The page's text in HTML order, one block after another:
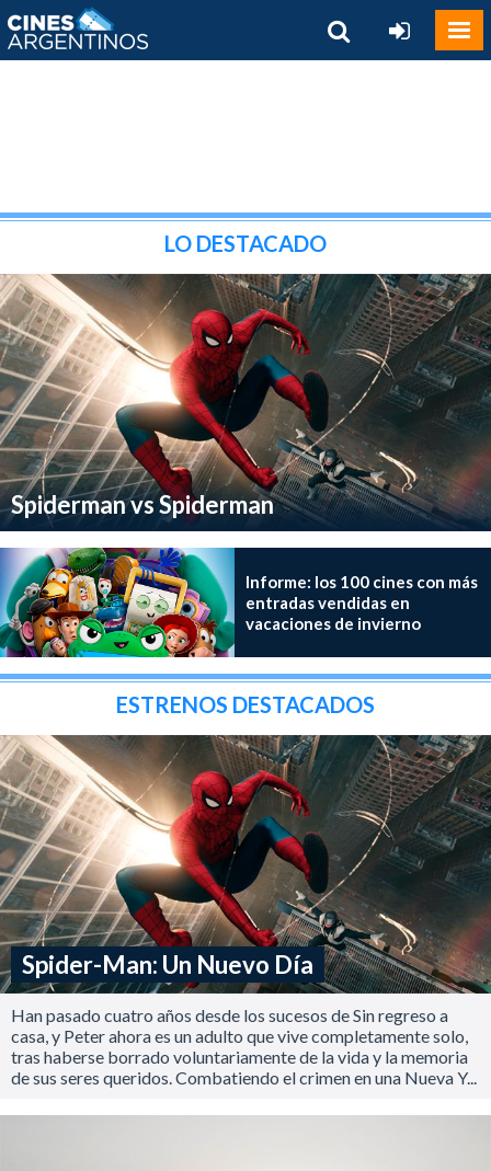
LO DESTACADO
Spiderman vs Spiderman
Informe: los 100 cines con más
entradas vendidas en
vacaciones de invierno
ESTRENOS DESTACADOS
Spider-Man: Un Nuevo Día
Han pasado cuatro años desde los sucesos de Sin regreso a
casa, y Peter ahora es un adulto que vive completamente solo,
tras haberse borrado voluntariamente de la vida y la memoria
de sus seres queridos. Combatiendo el crimen en una Nueva Y...